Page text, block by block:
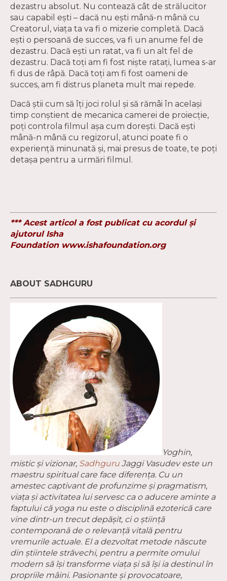
dezastru absolut. Nu contează cât de strălucitor
sau capabil ești – dacă nu ești mână-n mână cu
Creatorul, viața ta va fi o mizerie completă. Dacă
ești o persoană de succes, va fi un anume fel de
dezastru. Dacă ești un ratat, va fi un alt fel de
dezastru. Dacă toți am fi fost niște ratați, lumea s-ar
fi dus de râpă. Dacă toți am fi fost oameni de
succes, am fi distrus planeta mult mai repede.
Dacă știi cum să îți joci rolul și să rămâi în același
timp conștient de mecanica camerei de proiecție,
poți controla filmul așa cum dorești. Dacă ești
mână-n mână cu regizorul, atunci poate fi o
experiență minunată și, mai presus de toate, te poți
detașa pentru a urmări filmul.
*** Acest articol a fost publicat cu acordul și
ajutorul Isha
Foundationwww.ishafoundation.org
ABOUT SADHGURU
Yoghin,
mistic și vizionar, Sadhguru Jaggi Vasudev este un
maestru spiritual care face diferența. Cu un
amestec captivant de profunzime și pragmatism,
viața și activitatea lui servesc ca o aducere aminte a
faptului că yoga nu este o disciplină ezoterică care
vine dintr-un trecut depășit, ci o știință
contemporană de o relevanță vitală pentru
vremurile actuale. El a dezvoltat metode născute
din știintele străvechi, pentru a permite omului
modern să își transforme viața și să își ia destinul în
propriile mâini. Pasionante și provocatoare,